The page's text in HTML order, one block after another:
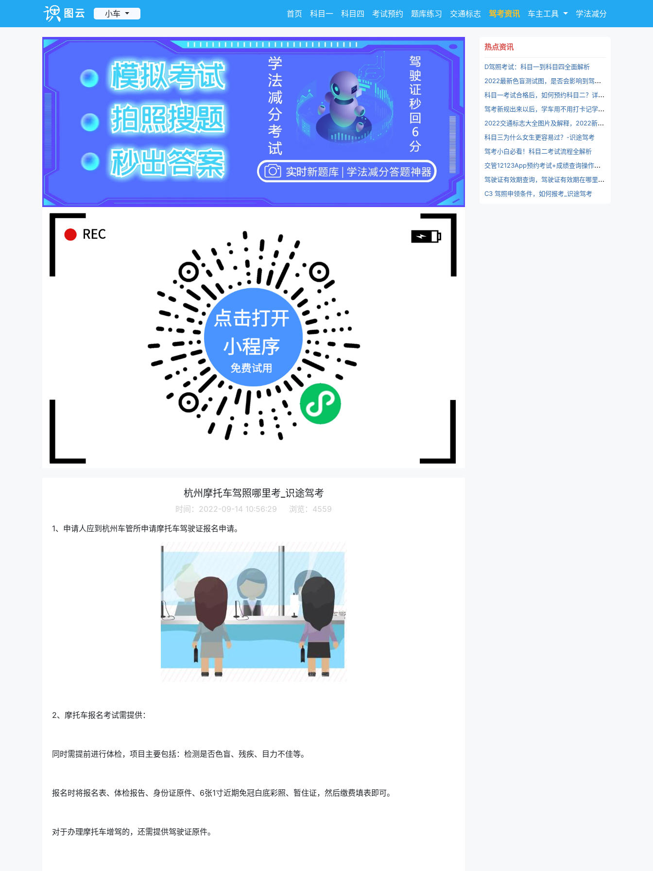
图云 小车 首页 科目一 科目四 考试预约 题库练习 交通标志 驾考资讯 车主工具 学法减分
杭州摩托车驾照哪里考_识途驾考
时间：2022-09-14 10:56:29 浏览：4559
1、申请人应到杭州车管所申请摩托车驾驶证报名申请。
2、摩托车报名考试需提供：
同时需提前进行体检，项目主要包括：检测是否色盲、残疾、目力不佳等。
报名时将报名表、体检报告、身份证原件、6张1寸近期免冠白底彩照、暂住证，然后缴费填表即可。
对于办理摩托车增驾的，还需提供驾驶证原件。
热点资讯
D驾照考试：科目一到科目四全面解析
2
022最新色盲测试图，是否会影响到驾考资格？最后两张你看出来了吗？-识途驾考
科
目一考试合格后，如何预约科目二？详细解析预约流程和注意事项
驾
考新规出来以后，学车用不用打卡记学时 ？驾考打卡时间最新规定？电子手刹上坡起步怎么用 ？_识途驾考
2
022交通标志大全图片及解释，2022新版道路交通指示标牌-识途驾考
科目三为什么女生更容易过？-识途驾考
驾考小白必看！科目二考试流程全解析
交
管12123App预约考试+成绩查询操作步骤！速看！自学考驾照?-考驾照约考流程
驾
驶证有效期查询，驾驶证有效期在哪里看？“交管12123”查询驾驶证有效期，三分钟出结果！
C3 驾照申领条件，如何报考_识途驾考